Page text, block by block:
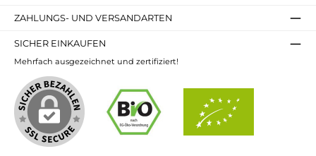
ZAHLUNGS- UND VERSANDARTEN
SICHER EINKAUFEN
Mehrfach ausgezeichnet und zertifiziert!